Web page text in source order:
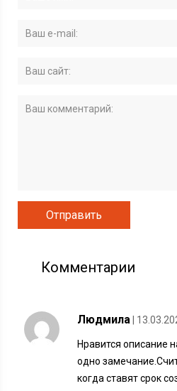
Комментарии
Людмила |
Нравится описание
одно
когда ставят срок